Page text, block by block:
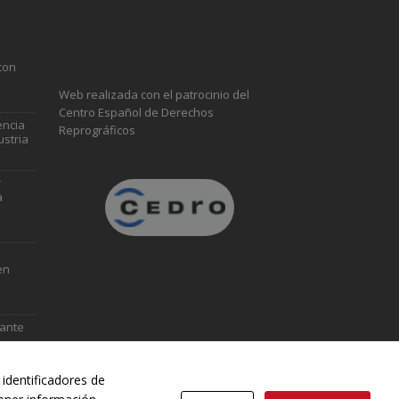
Web realizada con el patrocinio del
Centro Español de Derechos
Reprográficos
de